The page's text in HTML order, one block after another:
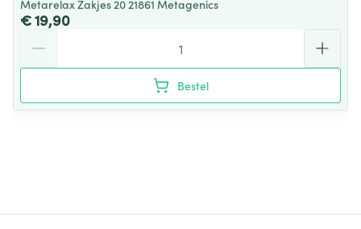
Metarelax Zakjes 20 21861 Metagenics
€ 19,90
Bestel